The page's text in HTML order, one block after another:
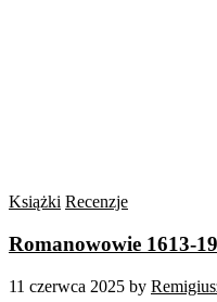
Książki Recenzje
Romanowowie 1613-
11 czerwca 2025 by